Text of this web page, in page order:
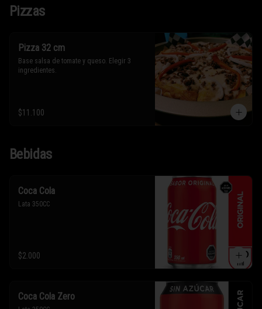
Pizzas
Pizza 32 cm
Base salsa de tomate y queso. Elegir 3
ingredientes.
$11.100
Bebidas
Coca Cola
Lata 350CC
$2.000
Coca Cola Zero